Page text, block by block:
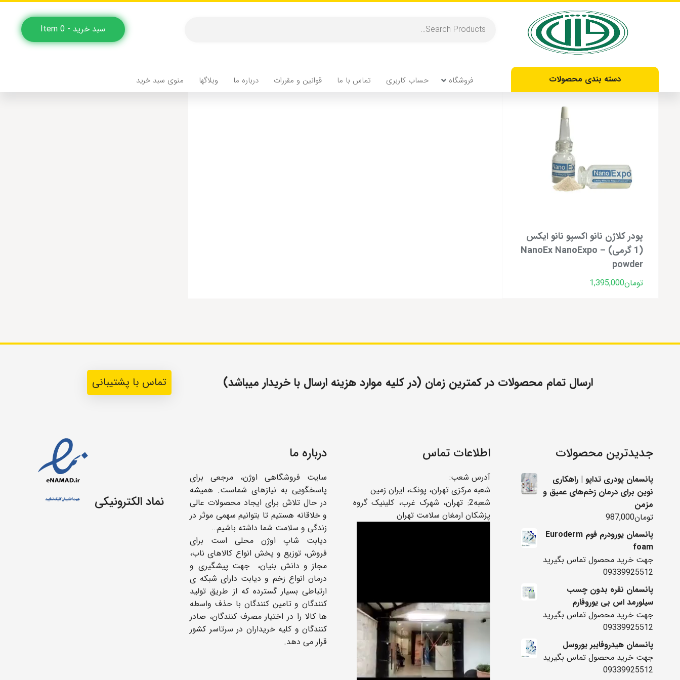
سبد خرید - 0 Item
دسته بندی محصولات فروشگاه حساب کاربری تماس با ما قوانین و مقررات درباره ما وبلاگها منوی سبد خرید
پودر کلاژن نانو اکسپو نانو ایکس
نمایش یک نتیجه
پودر کلاژن نانو اکسپو نانو ایکس
(1 گرمی) – NanoEx NanoExpo
powder
تومان1,395,000
ارسال تمام محصولات در کمترین زمان (در کلیه موارد هزینه ارسال با خریدار میباشد) تماس با پشتیبانی
جدیدترین محصولات
پانسمان پودری تداپو | راهکاری
نوین برای درمان زخم‌های عمیق و
مزمن
تومان987,000
پانسمان یورودرم فوم Euroderm
foam
جهت خرید محصول تماس بگیرید
09339925512
پانسمان نقره بدون چسب
سیلورمد اس بی یوروفارم
جهت خرید محصول تماس بگیرید
09339925512
پانسمان هیدروفایبر یوروسل
جهت خرید محصول تماس بگیرید
09339925512
اطلاعات تماس
آدرس شعب:
شعبه مرکزی تهران، پونک، ایران زمین
شعبه2: تهران، شهرک غرب، کلینیک گروه
پزشکان ارمغان سلامت تهران
درباره ما
سایت فروشگاهی اوژن، مرجعی برای
پاسخگویی به نیازهای شماست. همیشه
در حال تلاش برای ایجاد محصولات عالی
و خلاقانه هستیم تا بتوانیم سهمی موثر در
زندگی و سلامت شما داشته باشیم…
دیابت شاپ اوژن محلی است برای
فروش، توزیع و پخش انواع کالاهای ناب،
مجاز و دانش بنیان، جهت پیشگیری و
درمان انواع زخم و دیابت دارای شبکه ی
ارتباطی بسیار گسترده که از طریق تولید
کنندگان و تامین کنندگان با حذف واسطه
ها کالا را در اختیار مصرف کنندگان، صادر
کنندگان و کلیه خریداران در سرتاسر کشور
قرار می دهد.
نماد الکترونیکی